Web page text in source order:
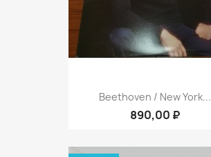
Beethoven / New York...
890,00 ₽